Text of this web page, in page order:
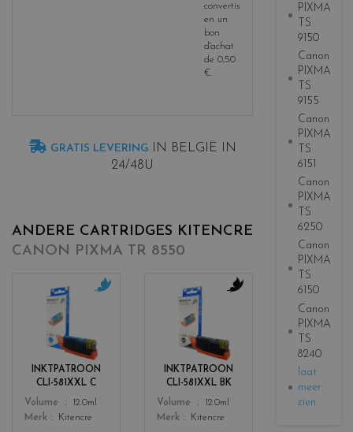
convertis
en un
bon
d'achat
de 0,50
€.
GRATIS LEVERING IN BELGIË IN
24/48U
ANDERE CARTRIDGES KITENCRE
CANON PIXMA TR 8550
INKTPATROON
CLI-581XXL C
Color
o
r
s
c
Volume
12.0ml
Merk
Kitencre
INKTPATROON
CLI-581XXL BK
Color
o
r
s
b
Volume
12.0ml
Merk
Kitencre
PIXMA
TS
9150
Canon
PIXMA
TS
9155
Canon
PIXMA
TS
6151
Canon
PIXMA
TS
6250
Canon
PIXMA
TS
6150
Canon
PIXMA
TS
8240
laat
meer
zien